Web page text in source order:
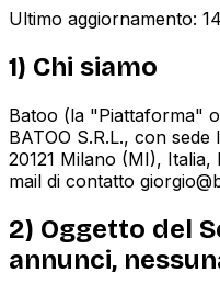
Ultimo aggiornamento:
1) Chi siamo
Batoo (la "Piattaforma"
BATOO S.R.L., con
20121 Milano (MI), Italia,
mail di contatto
2) Oggetto del
annunci,